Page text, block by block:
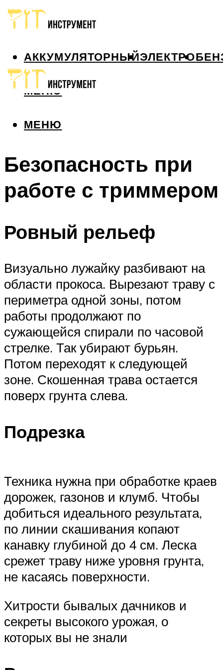
АККУМУЛЯТОРНЫЙЭЛЕКТРО
МЕНЮ
МЕНЮ
Безопасность при
работе с триммером
Ровный рельеф
Визуально лужайку разбивают на
области прокоса. Вырезают траву с
периметра одной зоны, потом
работы продолжают по
сужающейся спирали по часовой
стрелке. Так убирают бурьян.
Потом переходят к следующей
зоне. Скошенная трава остается
поверх грунта слева.
Подрезка
Техника нужна при обработке краев
дорожек, газонов и клумб. Чтобы
добиться идеального результата,
по линии скашивания копают
канавку глубиной до 4 см. Леска
срежет траву ниже уровня грунта,
не касаясь поверхности.
Хитрости бывалых дачников и
секреты высокого урожая, о
которых вы не знали